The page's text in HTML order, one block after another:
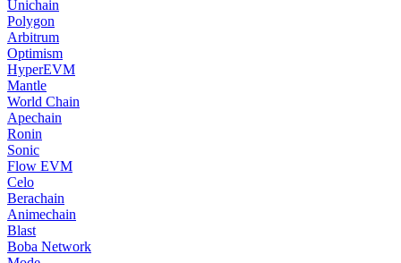
Unichain
Polygon
Arbitrum
Optimism
HyperEVM
Mantle
World Chain
Apechain
Ronin
Sonic
Flow EVM
Celo
Berachain
Animechain
Blast
Boba Network